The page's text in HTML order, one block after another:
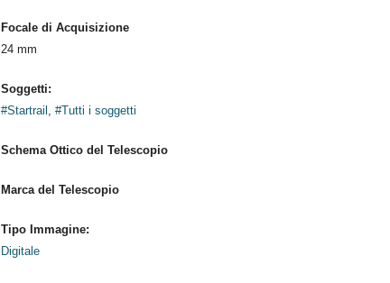
Focale di Acquisizione
24 mm
Soggetti:
#Startrail , #Tutti i soggetti
Schema Ottico del Telescopio
Marca del Telescopio
Tipo Immagine:
Digitale